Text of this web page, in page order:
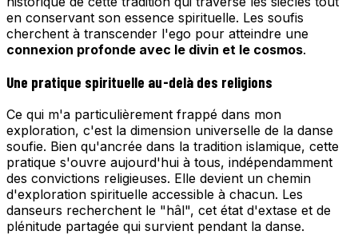
en conservant son essence spirituelle. Les soufis
cherchent à transcender l'ego pour atteindre une
connexion profonde avec le divin et le cosmos.
Une pratique spirituelle au-delà des religions
Ce qui m'a particulièrement frappé dans mon
exploration, c'est la dimension universelle de la danse
soufie. Bien qu'ancrée dans la tradition islamique, cette
pratique s'ouvre aujourd'hui à tous, indépendamment
des convictions religieuses. Elle devient un chemin
d'exploration spirituelle accessible à chacun. Les
danseurs recherchent le "hâl", cet état d'extase et de
plénitude partagée qui survient pendant la danse.